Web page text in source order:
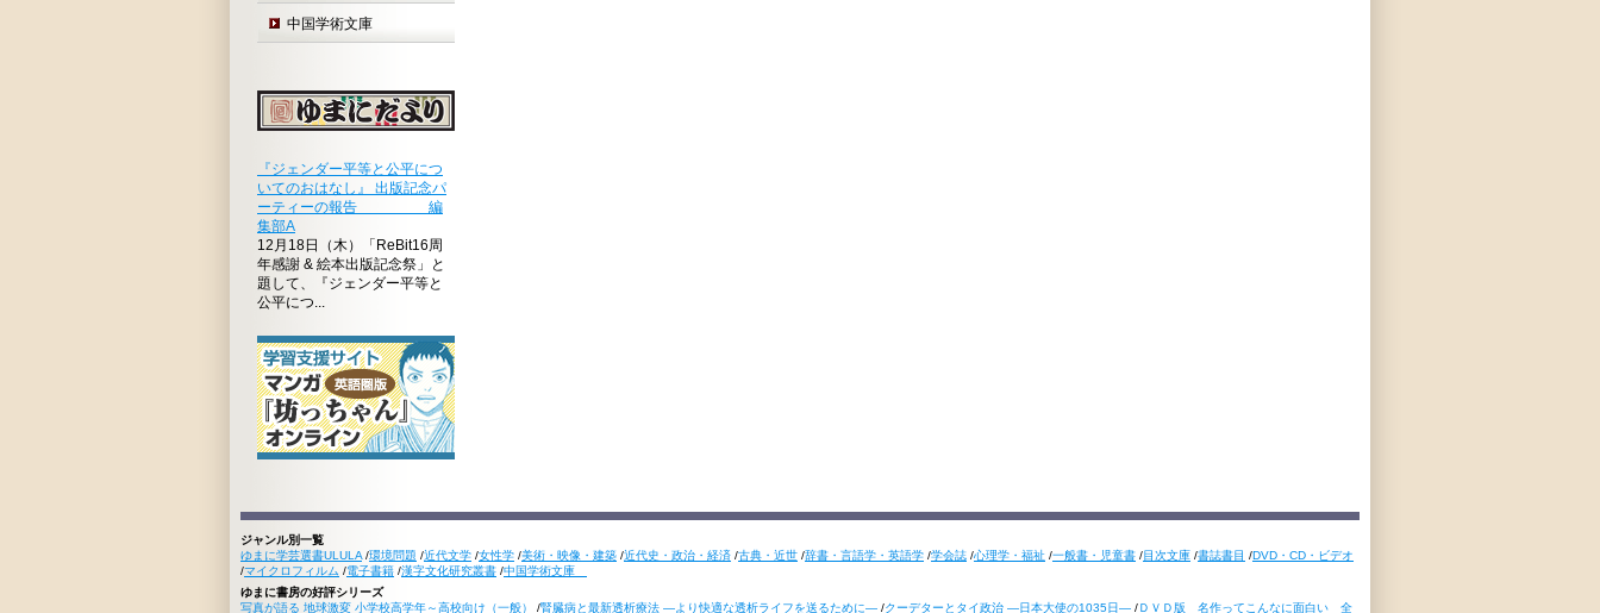
中国学術文庫
『ジェンダー平等と公平につ
いてのおはなし』 出版記念パ
ーティーの報告 編
集部A
12月18日（木）「ReBit16周
年感謝 & 絵本出版記念祭」と
題して、『ジェンダー平等と
公平につ...
ジャンル別一覧
ゆまに学芸選書ULULA /環境問題 /近代文学 /女性学 /美術・映像・建築 /近代史・政治・経済 /古典・近世 /辞書・言語学・英語学 /学会誌 /心理学・福祉 /一般書・児童書 /目次文庫 /書誌書目 /DVD・CD・ビデオ
/マイクロフィルム /電子書籍 /漢字文化研究叢書 /中国学術文庫
ゆまに書房の好評シリーズ
写真が語る 地球激変 小学校高学年～高校向け（一般）
/腎臓病と最新透析療法 ―より快適な透析ライフを送るために― /クーデターとタイ政治 ―日本大使の1035日― /ＤＶＤ版 名作ってこんなに面白い 全